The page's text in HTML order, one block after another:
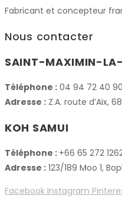
Fabricant et concepteur
Nous contacter
SAINT-MAXIMIN-
Téléphone : 04 94 72 40 90
Adresse : Z.A. route d’Aix,
KOH SAMUI
Téléphone : +66 65 272
Adresse : 123/189 Moo 1,
Facebook Instagram